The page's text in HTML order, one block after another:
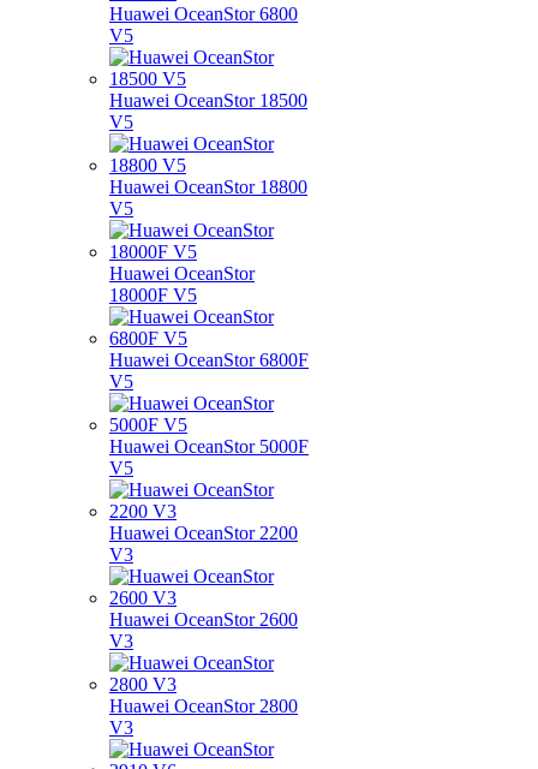
Huawei OceanStor 6800
V5
Huawei OceanStor 18500
V5
Huawei OceanStor 18800
V5
Huawei OceanStor
18000F V5
Huawei OceanStor 6800F
V5
Huawei OceanStor 5000F
V5
Huawei OceanStor 2200
V3
Huawei OceanStor 2600
V3
Huawei OceanStor 2800
V3